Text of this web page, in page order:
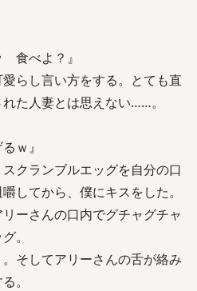
食べよ？』
らし言い方をする。とても直
た人妻とは思えない……。
ｗ』
クランブルエッグを自分の口
してから、僕にキスをした。
ーさんの口内でグチャグチャ
。
そしてアリーさんの舌が絡み
。